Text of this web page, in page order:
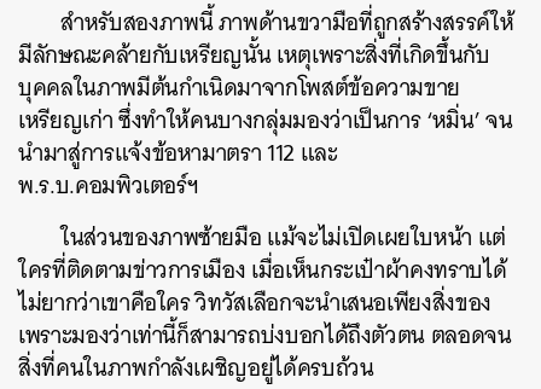
สำหรับสองภาพนี้ ภาพด้านขวามือที่ถูกสร้างสรรค์ให้
มีลักษณะคล้ายกับเหรียญนั้น เหตุเพราะสิ่งที่เกิดขึ้นกับ
บุคคลในภาพมีต้นกำเนิดมาจากโพสต์ข้อความขาย
เหรียญเก่า ซึ่งทำให้คนบางกลุ่มมองว่าเป็นการ ‘หมิ่น’ จน
นำมาสู่การแจ้งข้อหามาตรา 112 และ
พ.ร.บ.คอมพิวเตอร์ฯ
ในส่วนของภาพซ้ายมือ แม้จะไม่เปิดเผยใบหน้า แต่
ใครที่ติดตามข่าวการเมือง เมื่อเห็นกระเป๋าผ้าคงทราบได้
ไม่ยากว่าเขาคือใคร วิทวัสเลือกจะนำเสนอเพียงสิ่งของ
เพราะมองว่าเท่านี้ก็สามารถบ่งบอกได้ถึงตัวตน ตลอดจน
สิ่งที่คนในภาพกำลังเผชิญอยู่ได้ครบถ้วน